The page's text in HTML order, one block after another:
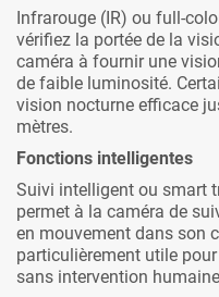
Infrarouge (IR) ou full-
vérifiez la portée de la
caméra à fournir une
de faible luminosité.
vision nocturne efficace
mètres.
Fonctions intelligentes
Suivi intelligent ou smart
permet à la caméra de
en mouvement dans son
particulièrement utile
sans intervention